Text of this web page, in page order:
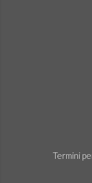
Termini